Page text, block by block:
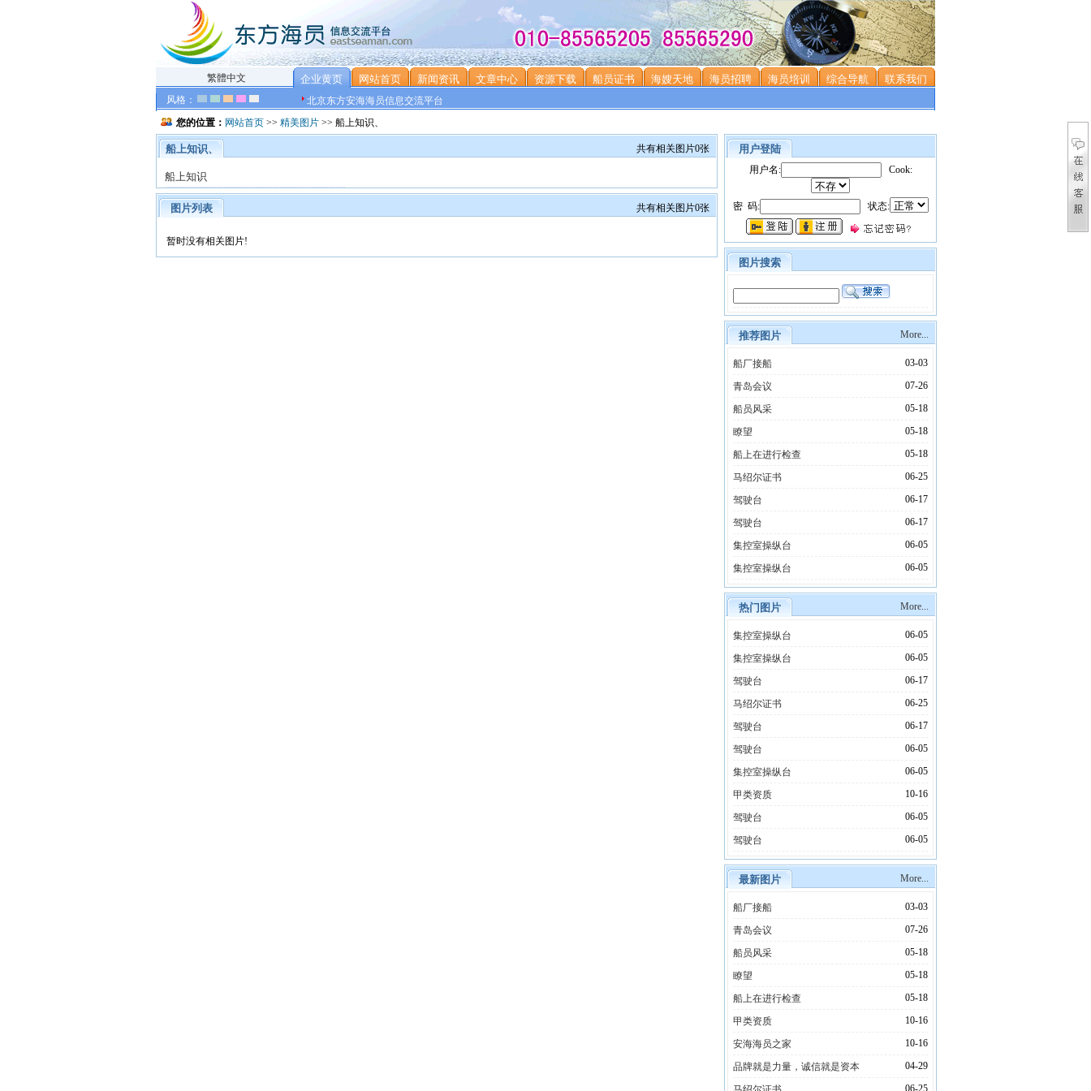
繁體中文
风格：
企业黄页 网站首页 新闻资讯 文章中心 资源下载 船员证书 海嫂天地 海员招聘 海员培训 综合导航 联系我们
北京东方安海海员信息交流平台
您的位置： 网站首页 >> 精美图片 >> 船上知识、
船上知识、 共有相关图片0张
船上知识
图片列表 共有相关图片0张
暂时没有相关图片!
用户登陆
用户名: Cook:
密 码: 状态:
图片搜索
推荐图片 More...
03-03
船厂接船
07-26
青岛会议
05-18
船员风采
05-18
瞭望
05-18
船上在进行检查
06-25
马绍尔证书
06-17
驾驶台
06-17
驾驶台
06-05
集控室操纵台
06-05
集控室操纵台
热门图片 More...
06-05
集控室操纵台
06-05
集控室操纵台
06-17
驾驶台
06-25
马绍尔证书
06-17
驾驶台
06-05
驾驶台
06-05
集控室操纵台
10-16
甲类资质
06-05
驾驶台
06-05
驾驶台
最新图片 More...
03-03
船厂接船
07-26
青岛会议
05-18
船员风采
05-18
瞭望
05-18
船上在进行检查
10-16
甲类资质
10-16
安海海员之家
04-29
品牌就是力量，诚信就是资本
06-25